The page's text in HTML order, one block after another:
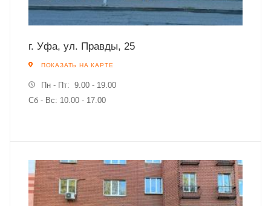
г. Уфа, ул. Правды, 25
ПОКАЗАТЬ НА КАРТЕ
Пн - Пт: 9.00 - 19.00
Сб - Вс: 10.00 - 17.00